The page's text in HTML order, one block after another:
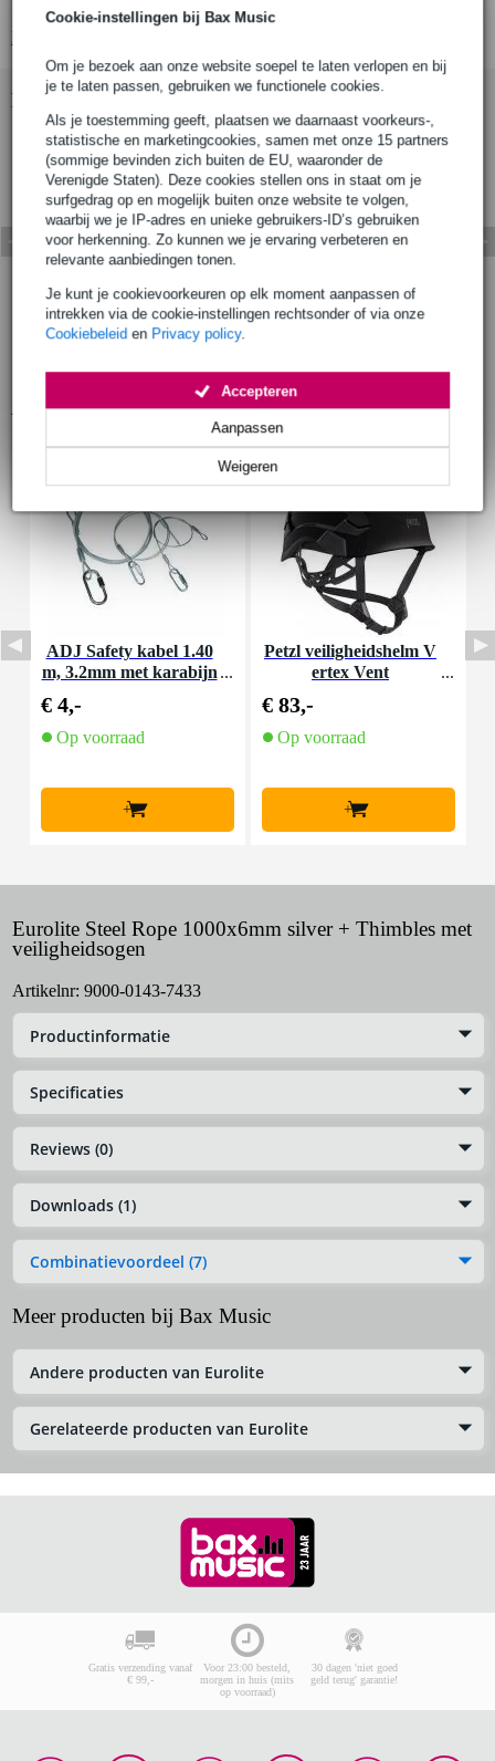
Cookie-instellingen bij Bax Music
Om je bezoek aan onze website soepel te laten verlopen en bij
je te laten passen, gebruiken we functionele cookies.
Als je toestemming geeft, plaatsen we daarnaast voorkeurs-,
statistische en marketingcookies, samen met onze 15 partners
(sommige bevinden zich buiten de EU, waaronder de
Verenigde Staten). Deze cookies stellen ons in staat om je
surfgedrag op en mogelijk buiten onze website te volgen,
waarbij we je IP-adres en unieke gebruikers-ID’s gebruiken
voor herkenning. Zo kunnen we je ervaring verbeteren en
relevante aanbiedingen tonen.
Je kunt je cookievoorkeuren op elk moment aanpassen of
intrekken via de cookie-instellingen rechtsonder of via onze
Cookiebeleid en Privacy policy.
Weigeren
Aanpassen
Accepteren
Bekijk ook eens (1)
Accessoires (7)
ADJ Safety kabel 1.40
m, 3.2mm met karabijn
€ 4,-
Op voorraad
+
Petzl veiligheidshelm V
ertex Vent
€ 83,-
Op voorraad
+
Eurolite Steel Rope 1000x6mm silver + Thimbles met
veiligheidsogen
Artikelnr: 9000-0143-7433
Productinformatie
Specificaties
Reviews (0)
Downloads (1)
Combinatievoordeel (7)
Meer producten bij Bax Music
Andere producten van Eurolite
Gerelateerde producten van Eurolite
Gratis verzending vanaf
€ 99,-
Voor 23:00 besteld,
morgen in huis (mits
op voorraad)
30 dagen 'niet goed
geld terug' garantie!